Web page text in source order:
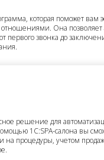
которая поможет вам
Она позволяет
первого звонка до
решение для
1С:SPA-салона вы
на процедуры, учетом